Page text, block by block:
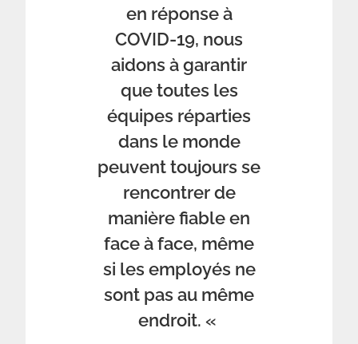
en réponse à
COVID-19, nous
aidons à garantir
que toutes les
équipes réparties
dans le monde
peuvent toujours se
rencontrer de
manière fiable en
face à face, même
si les employés ne
sont pas au même
endroit. «